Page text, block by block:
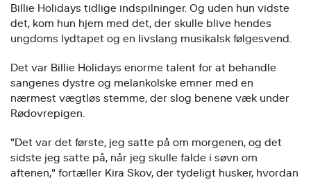
Billie Holidays tidlige indspilninger. Og uden hun vidste
det, kom hun hjem med det, der skulle blive hendes
ungdoms lydtapet og en livslang musikalsk følgesvend.
Det var Billie Holidays enorme talent for at behandle
sangenes dystre og melankolske emner med en
nærmest vægtløs stemme, der slog benene væk under
Rødovrepigen.
"Det var det første, jeg satte på om morgenen, og det
sidste jeg satte på, når jeg skulle falde i søvn om
aftenen," fortæller Kira Skov, der tydeligt husker, hvordan